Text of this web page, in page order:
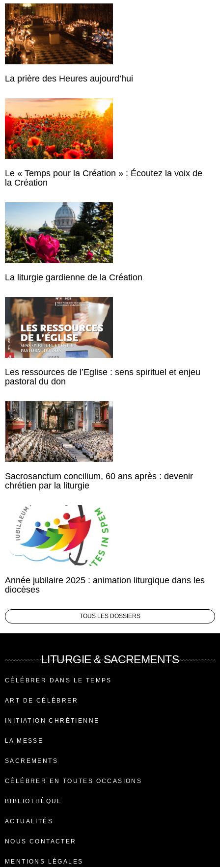
La prière des Heures aujourd’hui
Le « Temps pour la Création » : Écoutez la voix de
la Création
La liturgie gardienne de la Création
Les ressources de l’Eglise : sens spirituel et enjeu
pastoral du don
Sacrosanctum concilium, 60 ans après : devenir
chrétien par la liturgie
Année jubilaire 2025 : animation liturgique dans les
diocèses
TOUS LES DOSSIERS
LITURGIE & SACREMENTS
CÉLÉBRER DANS LE TEMPS
ART DE CÉLÉBRER
INITIATION CHRÉTIENNE
LA MESSE
SACREMENTS
CÉLÉBRER EN TOUTES OCCASIONS
BIBLIOTHÈQUE
ACTUALITÉS
NOUS CONTACTER
MENTIONS LÉGALES